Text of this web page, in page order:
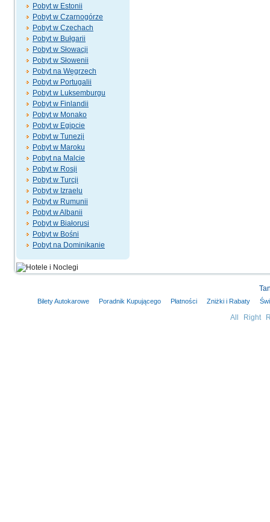
Pobyt w Estonii
Pobyt w Czarnogórze
Pobyt w Czechach
Pobyt w Bułgarii
Pobyt w Słowacji
Pobyt w Słowenii
Pobyt na Węgrzech
Pobyt w Portugalii
Pobyt w Luksemburgu
Pobyt w Finlandii
Pobyt w Monako
Pobyt w Egipcie
Pobyt w Tunezji
Pobyt w Maroku
Pobyt na Malcie
Pobyt w Rosji
Pobyt w Turcji
Pobyt w Izraelu
Pobyt w Rumunii
Pobyt w Albanii
Pobyt w Białorusi
Pobyt w Bośni
Pobyt na Dominikanie
Bilety Autokarowe Poradnik Kupującego Płatności Zniżki i Rabaty
All Right